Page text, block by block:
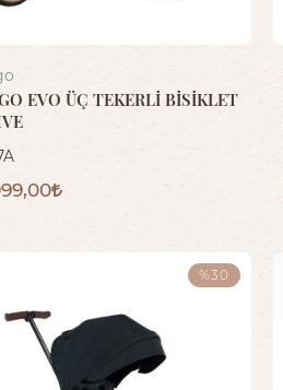
EVO ÜÇ TEKERLİ BİSİKLET
%30